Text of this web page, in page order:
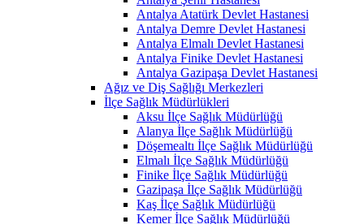
Antalya Atatürk Devlet Hastanesi
Antalya Demre Devlet Hastanesi
Antalya Elmalı Devlet Hastanesi
Antalya Finike Devlet Hastanesi
Antalya Gazipaşa Devlet Hastanesi
Ağız ve Diş Sağlığı Merkezleri
İlçe Sağlık Müdürlükleri
Aksu İlçe Sağlık Müdürlüğü
Alanya İlçe Sağlık Müdürlüğü
Döşemealtı İlçe Sağlık Müdürlüğü
Elmalı İlçe Sağlık Müdürlüğü
Finike İlçe Sağlık Müdürlüğü
Gazipaşa İlçe Sağlık Müdürlüğü
Kaş İlçe Sağlık Müdürlüğü
Kemer İlçe Sağlık Müdürlüğü